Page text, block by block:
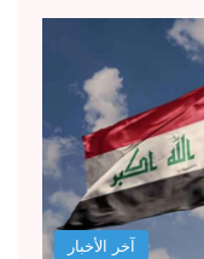
آخر الأخبار